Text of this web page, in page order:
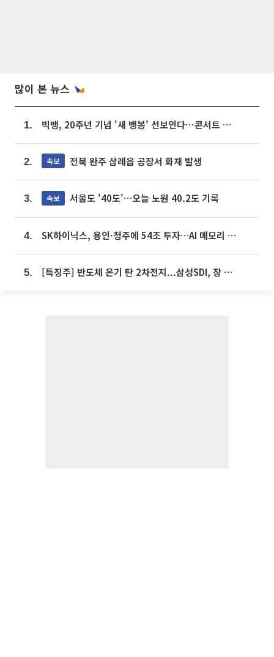
많이 본 뉴스
1. 빅뱅, 20주년 기념 '새 뱅봉' 선보인다⋯콘서트 앞두고 팝업 개최
2. 속보 전북 완주 삼례읍 공장서 화재 발생
3. 속보 서울도 '40도'…오늘 노원 40.2도 기록
4. SK하이닉스, 용인·청주에 54조 투자…AI 메모리 생산기지 키운다
5. [특징주] 반도체 온기 탄 2차전지...삼성SDI, 장 초반 7% 넘게 껑충